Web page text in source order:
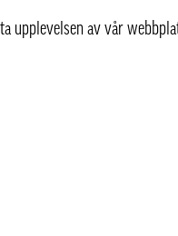
upplevelsen av vår